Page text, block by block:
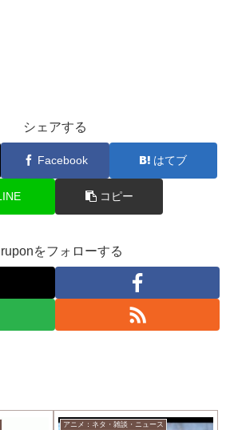
シェアする
Facebook はてブ
コピー
をフォローする
アニメ：ネタ・雑談・ニュース